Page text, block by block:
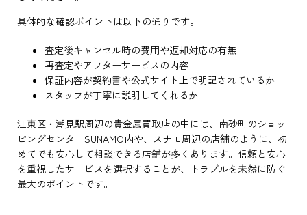
具体的な確認ポイントは以下の通りです。
査定後キャンセル時の費用や返却対応の有無
再査定やアフターサービスの内容
保証内容が契約書や公式サイト上で明記されているか
スタッフが丁寧に説明してくれるか
江東区・潮見駅周辺の貴金属買取店の中には、南砂町のショッ
ピングセンターSUNAMO内や、スナモ周辺の店舗のように、初
めてでも安心して相談できる店舗が多くあります。信頼と安心
を重視したサービスを選択することが、トラブルを未然に防ぐ
最大のポイントです。